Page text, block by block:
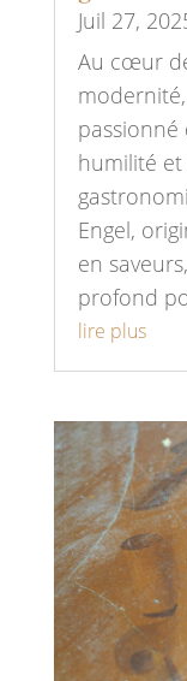
Juil 27,
Au cœur
passionné
humilité et
Engel,
en
profond
lire plus